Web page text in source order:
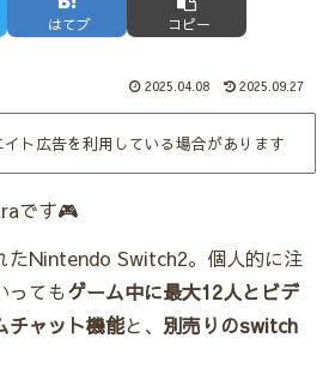
はてブ コピー
2025.04.08 2025.09.27
ト広告を利用している場合があります
です🎮
たNintendo Switch2。個人的に注
ってもゲーム中に最大12人とビデ
チャット機能と、 別売りのswitch